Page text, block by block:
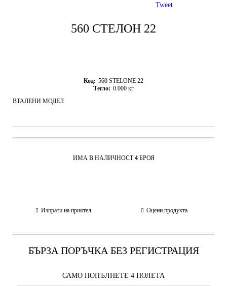
560 СТЕЛОН 22
Код: 560 STELONE 22
Тегло: 0.000 кг
ВТАЛЕНИ МОДЕЛ
ИМА В НАЛИЧНОСТ4БРОЯ
Изпрати на приятел Оцени продукта
БЪРЗА ПОРЪЧКА БЕЗ РЕГИСТРАЦИЯ
САМО ПОПЪЛНЕТЕ 4 ПОЛЕТА
Tweet